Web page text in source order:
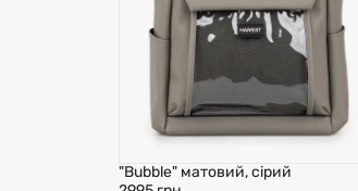
"Bubble" матовий, сірий